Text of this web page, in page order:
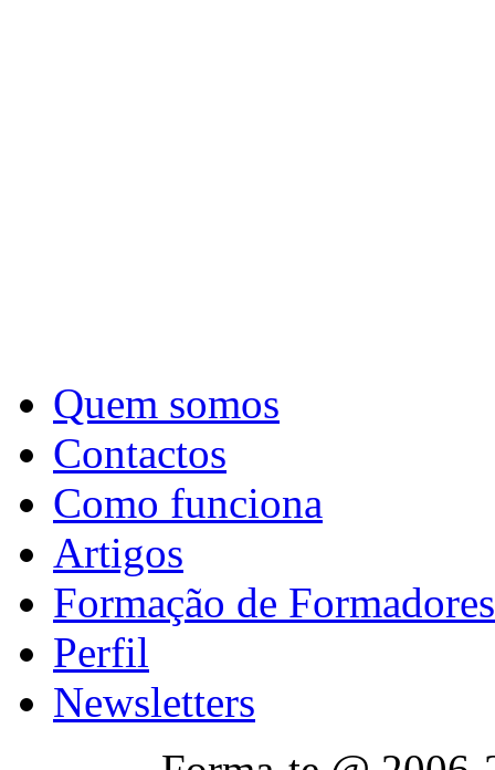
Quem somos
Contactos
Como funciona
Artigos
Formação de Formadores
Perfil
Newsletters